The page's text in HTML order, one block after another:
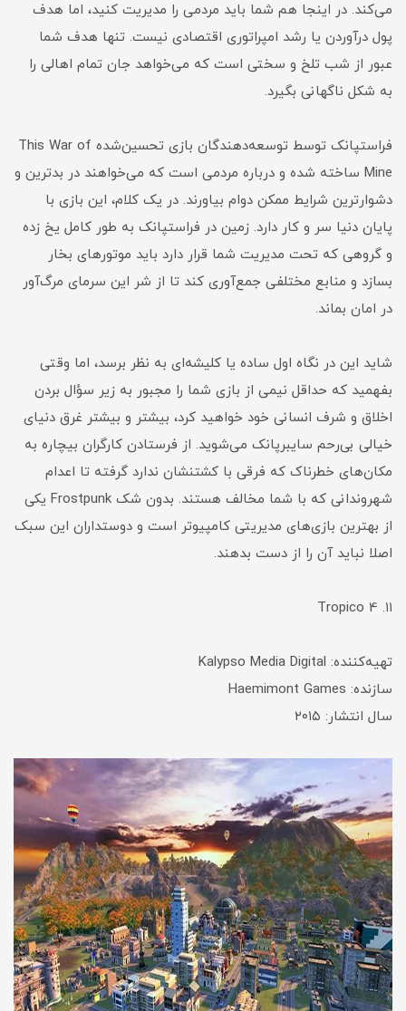
می‌کند. در اینجا هم شما باید مردمی را مدیریت کنید، اما هدف
پول درآوردن یا رشد امپراتوری اقتصادی نیست. تنها هدف شما
عبور از شب تلخ و سختی است که می‌خواهد جان تمام اهالی را
به شکل ناگهانی بگیرد.
فراستپانک توسط توسعه‌دهندگان بازی تحسین‌شده This War of
Mine ساخته شده و درباره مردمی است که می‌خواهند در بدترین و
دشوارترین شرایط ممکن دوام بیاورند. در یک کلام، این بازی با
پایان دنیا سر و کار دارد. زمین در فراستپانک به طور کامل یخ زده
و گروهی که تحت مدیریت شما قرار دارد باید موتورهای بخار
بسازد و منابع مختلفی جمع‌آوری کند تا از شر این سرمای مرگ‌آور
در امان بماند.
شاید این در نگاه اول ساده یا کلیشه‌ای به نظر برسد، اما وقتی
بفهمید که حداقل نیمی از بازی شما را مجبور به زیر سؤال بردن
اخلاق و شرف انسانی خود خواهید کرد، بیشتر و بیشتر غرق دنیای
خیالی بی‌رحم سایبرپانک می‌شوید. از فرستادن کارگران بیچاره به
مکان‌های خطرناک که فرقی با کشتنشان ندارد گرفته تا اعدام
شهروندانی که با شما مخالف هستند. بدون شک Frostpunk یکی
از بهترین بازی‌های مدیریتی کامپیوتر است و دوستداران این سبک
اصلا نباید آن را از دست بدهند.
۱۱. Tropico 4
تهیه‌کننده: Kalypso Media Digital
سازنده: Haemimont Games
سال انتشار: ۲۰۱۵